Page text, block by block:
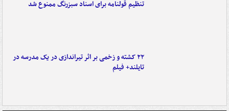
تنظیم قولنامه برای اسناد سبزرنگ ممنوع شد
۲۲ کشته و زخمی بر اثر تیراندازی در یک مدرسه در
تایلند+ فیلم